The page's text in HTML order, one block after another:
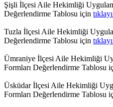
Şişli İlçesi Aile Hekimliği
Değerlendirme Tablosu için
Tuzla İlçesi Aile Hekimliği
Değerlendirme Tablosu için
Ümraniye İlçesi Aile Hekimliği
Formları Değerlendirme Tablosu
Üsküdar İlçesi Aile Hekimliği
Formları Değerlendirme Tablosu